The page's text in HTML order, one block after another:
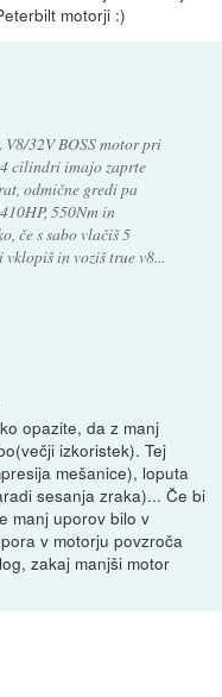
motorji :)
V8/32V BOSS motor pri
cilindri imajo zaprte
odmične gredi pa
550Nm in
če s sabo vlačiš 5
in voziš true v8...
opazite, da z manj
izkoristek). Tej
mešanice), loputa
sesanja zraka)... Če bi
manj uporov bilo v
v motorju povzroča
zakaj manjši motor